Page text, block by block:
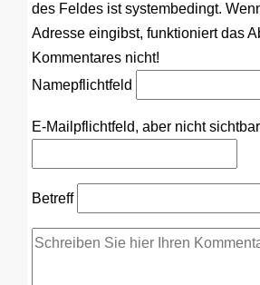
des Feldes ist systembedingt.
Adresse eingibst, funktioniert das
Kommentares nicht!
Namepflichtfeld
E-Mail pflichtfeld, aber nicht sichtbar
Betreff